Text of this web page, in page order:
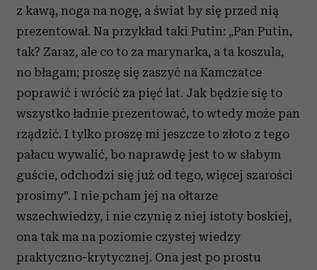
z kawą, noga na nogę, a świat by się przed nią
prezentował. Na przykład taki Putin: „Pan Putin,
tak? Zaraz, ale co to za marynarka, a ta koszula,
no błagam; proszę się zaszyć na Kamczatce
poprawić i wrócić za pięć lat. Jak będzie się to
wszystko ładnie prezentować, to wtedy może pan
rządzić. I tylko proszę mi jeszcze to złoto z tego
pałacu wywalić, bo naprawdę jest to w słabym
guście, odchodzi się już od tego, więcej szarości
prosimy”. I nie pcham jej na ołtarze
wszechwiedzy, i nie czynię z niej istoty boskiej,
ona tak ma na poziomie czystej wiedzy
praktyczno-krytycznej. Ona jest po prostu